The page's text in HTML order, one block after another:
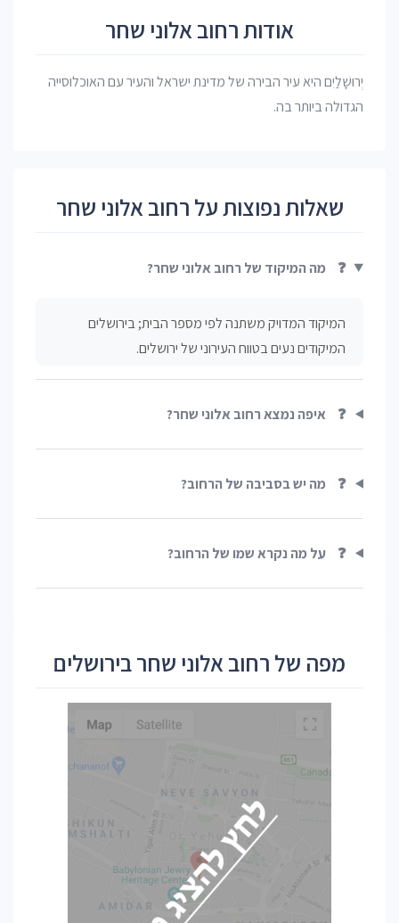
אודות רחוב אלוני שחר
יְרוּשָׁלַיִם היא עיר הבירה של מדינת ישראל והעיר עם האוכלוסייה
הגדולה ביותר בה.
שאלות נפוצות על רחוב אלוני שחר
❓ מה המיקוד של רחוב אלוני שחר?
המיקוד המדויק משתנה לפי מספר הבית; בירושלים
המיקודים נעים בטווח העירוני של ירושלים.
❓ איפה נמצא רחוב אלוני שחר?
❓ מה יש בסביבה של הרחוב?
❓ על מה נקרא שמו של הרחוב?
מפה של רחוב אלוני שחר בירושלים